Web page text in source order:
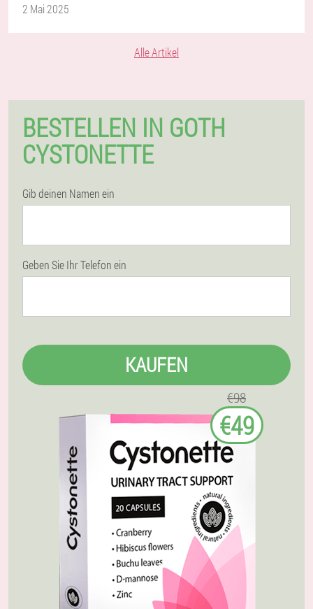
2 Mai 2025
Alle Artikel
BESTELLEN IN GOTH
CYSTONETTE
Gib deinen Namen ein
Geben Sie Ihr Telefon ein
KAUFEN
€98
€49